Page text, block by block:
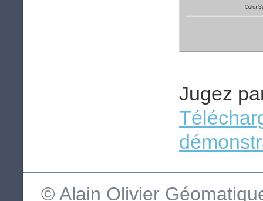
Jugez
© Alain Olivier